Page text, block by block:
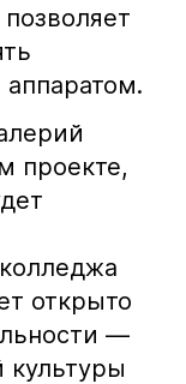
проекте,
открыто
—
культуры